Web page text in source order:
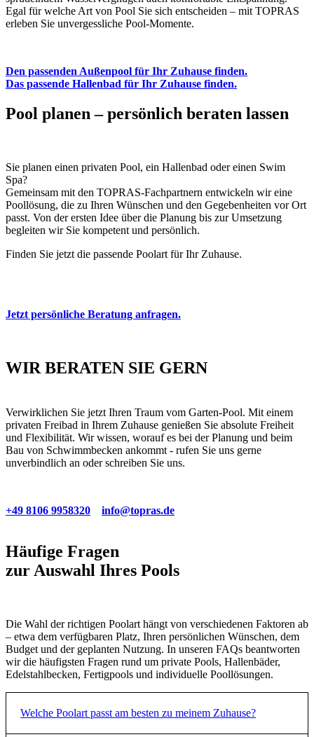
Egal für welche Art von Pool Sie sich entscheiden – mit TOPRAS
erleben Sie unvergessliche Pool-Momente.
Den passenden Außenpool für Ihr Zuhause finden.
Das passende Hallenbad für Ihr Zuhause finden.
Pool planen – persönlich beraten lassen
Sie planen einen privaten Pool, ein Hallenbad oder einen Swim
Spa?
Gemeinsam mit den TOPRAS-Fachpartnern entwickeln wir eine
Poollösung, die zu Ihren Wünschen und den Gegebenheiten vor Ort
passt. Von der ersten Idee über die Planung bis zur Umsetzung
begleiten wir Sie kompetent und persönlich.
Finden Sie jetzt die passende Poolart für Ihr Zuhause.
Jetzt persönliche Beratung anfragen.
WIR BERATEN SIE GERN
Verwirklichen Sie jetzt Ihren Traum vom Garten-Pool. Mit einem
privaten Freibad in Ihrem Zuhause genießen Sie absolute Freiheit
und Flexibilität. Wir wissen, worauf es bei der Planung und beim
Bau von Schwimmbecken ankommt - rufen Sie uns gerne
unverbindlich an oder schreiben Sie uns.
+49 8106 9958320 info@topras.de
Häufige Fragen
zur Auswahl Ihres Pools
Die Wahl der richtigen Poolart hängt von verschiedenen Faktoren ab
– etwa dem verfügbaren Platz, Ihren persönlichen Wünschen, dem
Budget und der geplanten Nutzung. In unseren FAQs beantworten
wir die häufigsten Fragen rund um private Pools, Hallenbäder,
Edelstahlbecken, Fertigpools und individuelle Poollösungen.
Welche Poolart passt am besten zu meinem Zuhause?